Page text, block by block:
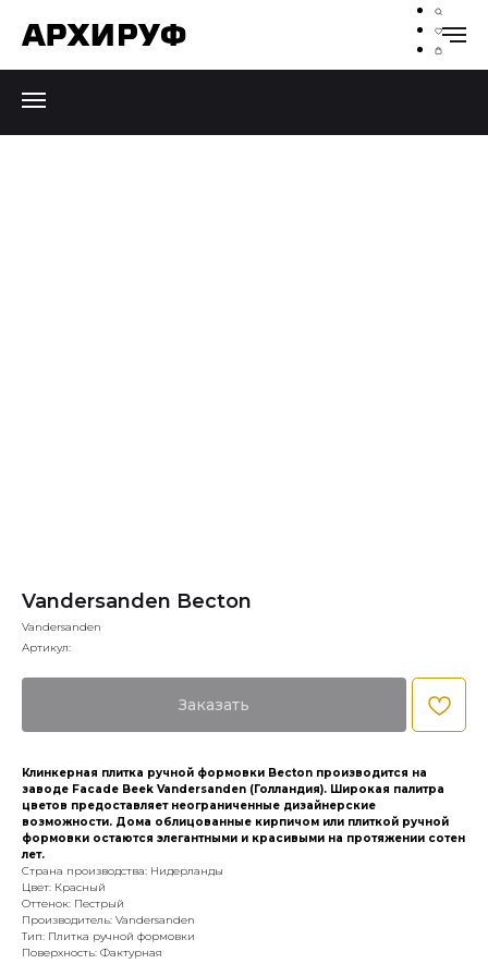
Vandersanden Becton
Vandersanden
Артикул:
Заказать
Клинкерная плитка ручной формовки Becton производится на
заводе Facade Beek Vandersanden (Голландия). Широкая палитра
цветов предоставляет неограниченные дизайнерские
возможности. Дома облицованные кирпичом или плиткой ручной
формовки остаются элегантными и красивыми на протяжении сотен
лет.
Страна производства: Нидерланды
Цвет: Красный
Оттенок: Пестрый
Производитель: Vandersanden
Тип: Плитка ручной формовки
Поверхность: Фактурная